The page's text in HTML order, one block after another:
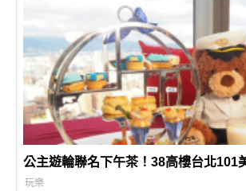
公主遊輪聯名下午茶！38高樓台北101
玩樂